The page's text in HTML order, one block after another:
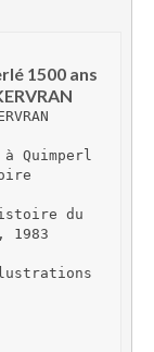
1500 ans
Quimperl
du
1983